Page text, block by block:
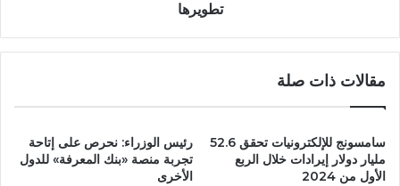
تطويرها
مقالات ذات صلة
سامسونج للإلكترونيات تحقق 52.6
مليار دولار إيرادات خلال الربع
الأول من 2024
رئيس الوزراء: نحرص على إتاحة
تجربة منصة «بنك المعرفة» للدول
الأخرى